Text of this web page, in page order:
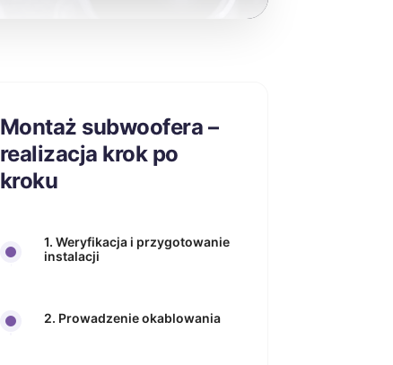
Montaż subwoofera –
realizacja krok po
kroku
1. Weryfikacja i przygotowanie
instalacji
2. Prowadzenie okablowania